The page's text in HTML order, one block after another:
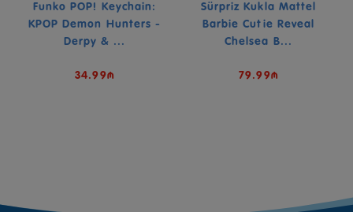
Funko POP! Keychain:
KPOP Demon Hunters -
Derpy & ...
34.99₼
Sürpriz Kukla Mattel
Barbie Cutie Reveal
Chelsea B...
79.99₼